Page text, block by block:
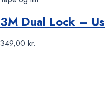
3M Dual Lock –
349,00 kr.